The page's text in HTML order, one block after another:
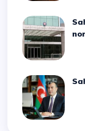
Sahil Babayevin elaqe